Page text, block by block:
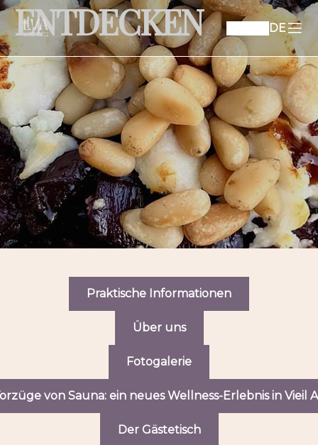
DE
ENTDECKEN
Praktische Informationen
Über uns
Fotogalerie
von Sauna: ein neues Wellness-Erlebnis in Vieil
Der Gästetisch